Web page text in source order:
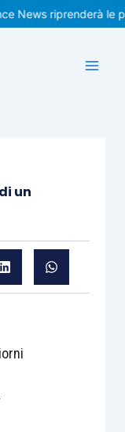
riprenderà le
un